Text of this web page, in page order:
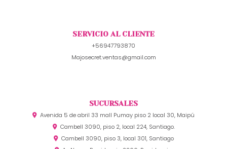
SERVICIO AL CLIENTE
+56947793870
Majosecret.ventas@gmail.com
SUCURSALES
Avenida 5 de abril 33 mall Pumay piso 2 local 30, Maipú
Cambell 3090, piso 2, local 224, Santiago.
Cambell 3090, piso 3, local 301, Santiago